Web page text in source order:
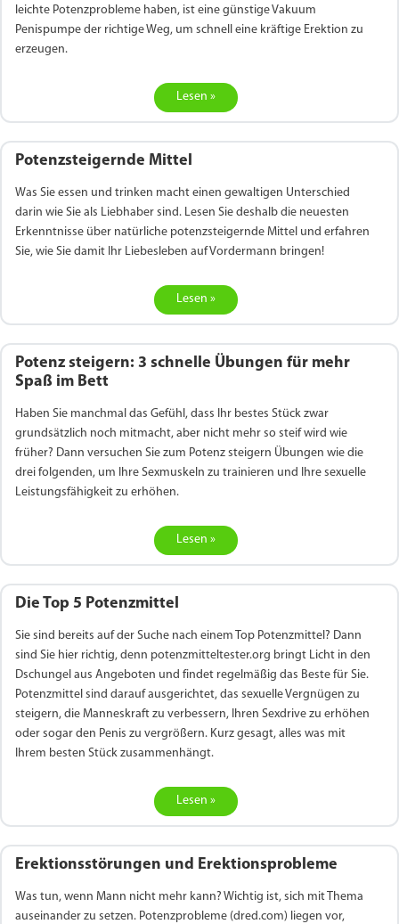
leichte Potenzprobleme haben, ist eine günstige Vakuum
Penispumpe der richtige Weg, um schnell eine kräftige Erektion zu
erzeugen.
Lesen »
Potenzsteigernde Mittel
Was Sie essen und trinken macht einen gewaltigen Unterschied
darin wie Sie als Liebhaber sind. Lesen Sie deshalb die neuesten
Erkenntnisse über natürliche potenzsteigernde Mittel und erfahren
Sie, wie Sie damit Ihr Liebesleben auf Vordermann bringen!
Lesen »
Potenz steigern: 3 schnelle Übungen für mehr
Spaß im Bett
Haben Sie manchmal das Gefühl, dass Ihr bestes Stück zwar
grundsätzlich noch mitmacht, aber nicht mehr so steif wird wie
früher? Dann versuchen Sie zum Potenz steigern Übungen wie die
drei folgenden, um Ihre Sexmuskeln zu trainieren und Ihre sexuelle
Leistungsfähigkeit zu erhöhen.
Lesen »
Die Top 5 Potenzmittel
Sie sind bereits auf der Suche nach einem Top Potenzmittel? Dann
sind Sie hier richtig, denn potenzmitteltester.org bringt Licht in den
Dschungel aus Angeboten und findet regelmäßig das Beste für Sie.
Potenzmittel sind darauf ausgerichtet, das sexuelle Vergnügen zu
steigern, die Manneskraft zu verbessern, Ihren Sexdrive zu erhöhen
oder sogar den Penis zu vergrößern. Kurz gesagt, alles was mit
Ihrem besten Stück zusammenhängt.
Lesen »
Erektionsstörungen und Erektionsprobleme
Was tun, wenn Mann nicht mehr kann? Wichtig ist, sich mit Thema
auseinander zu setzen. Potenzprobleme (dred.com) liegen vor,